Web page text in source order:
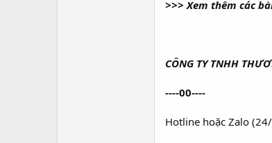
>>> Xem thêm các
CÔNG TY TNHH
----00----
Hotline hoặc Zalo